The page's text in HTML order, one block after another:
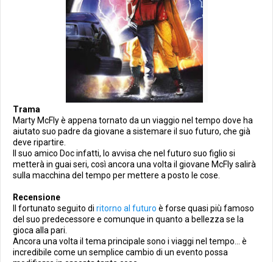
Trama
Marty McFly è appena tornato da un viaggio nel tempo dove ha
aiutato suo padre da giovane a sistemare il suo futuro, che già
deve ripartire.
Il suo amico Doc infatti, lo avvisa che nel futuro suo figlio si
metterà in guai seri, così ancora una volta il giovane McFly salirà
sulla macchina del tempo per mettere a posto le cose.
Recensione
Il fortunato seguito di ritorno al futuro è forse quasi più famoso
del suo predecessore e comunque in quanto a bellezza se la
gioca alla pari.
Ancora una volta il tema principale sono i viaggi nel tempo... è
incredibile come un semplice cambio di un evento possa